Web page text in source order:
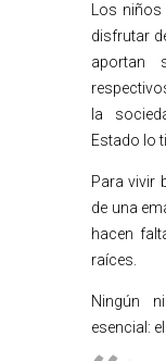
Los
disfrutar
aportan
la
Estado lo
Para vivir
de una
hacen
raíces.
Ningún
esencial: